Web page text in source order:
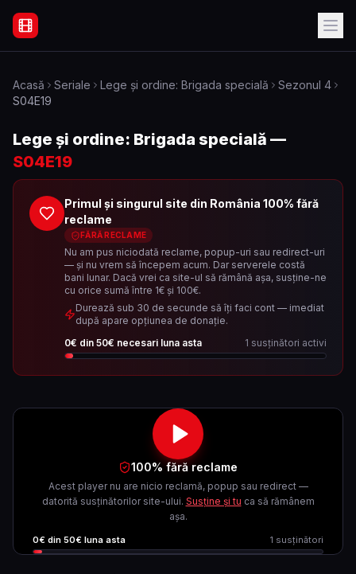
Filme Online Subtitrate - Acasă
Acasă Seriale Lege și ordine: Brigada specială Sezonul 4
S04E19
Lege și ordine: Brigada specială —
S04E19
Primul și singurul site din România 100% fără
reclame
FĂRĂ RECLAME
Nu am pus niciodată reclame, popup-uri sau redirect-uri
— și nu vrem să începem acum. Dar serverele costă
bani lunar. Dacă vrei ca site-ul să rămână așa, susține-ne
cu orice sumă între 1€ și 100€.
Durează sub 30 de secunde să îți faci cont — imediat
după apare opțiunea de donație.
0€ din 50€ necesari luna asta 1 susținători activi
100% fără reclame
Acest player nu are nicio reclamă, popup sau redirect —
datorită susținătorilor site-ului. Susține și tu ca să rămânem
așa.
0€ din 50€ luna asta 1 susținători